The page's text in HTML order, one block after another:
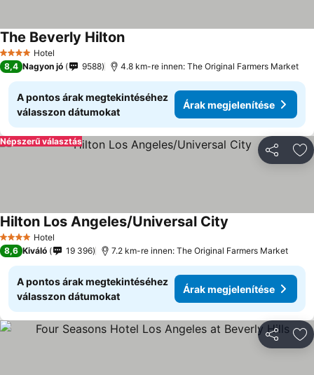
4 KategóriaHotel
The Beverly Hilton
8,4 Nagyon jó 9588 4.8 km-re innen: The Original Farmers Market
A pontos árak megtekintéséhez
válasszon dátumokat
Árak megjelenítése
Népszerű választás
4 KategóriaHotel
Hilton Los Angeles/Universal City
8,6 Kiváló 19 396 7.2 km-re innen: The Original Farmers Market
A pontos árak megtekintéséhez
válasszon dátumokat
Árak megjelenítése